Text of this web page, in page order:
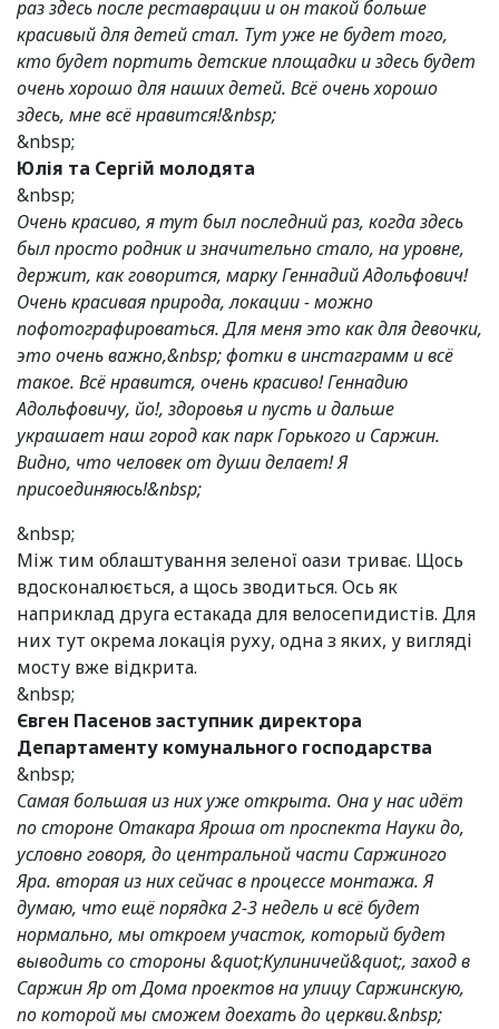
раз здесь после реставрации и он такой больше
красивый для детей стал. Тут уже не будет того,
кто будет портить детские площадки и здесь будет
очень хорошо для наших детей. Всё очень хорошо
здесь, мне всё нравится!&nbsp;
&nbsp;
Юлія та Сергій молодята
&nbsp;
Очень красиво, я тут был последний раз, когда здесь
был просто родник и значительно стало, на уровне,
держит, как говорится, марку Геннадий Адольфович!
Очень красивая природа, локации - можно
пофотографироваться. Для меня это как для девочки,
это очень важно,&nbsp; фотки в инстаграмм и всё
такое. Всё нравится, очень красиво! Геннадию
Адольфовичу, йо!, здоровья и пусть и дальше
украшает наш город как парк Горького и Саржин.
Видно, что человек от души делает! Я
присоединяюсь!&nbsp;
&nbsp;
Між тим облаштування зеленої оази триває. Щось
вдосконалюється, а щось зводиться. Ось як
наприклад друга естакада для велосепидистів. Для
них тут окрема локація руху, одна з яких, у вигляді
мосту вже відкрита.
&nbsp;
Євген Пасенов заступник директора
Департаменту комунального господарства
&nbsp;
Самая большая из них уже открыта. Она у нас идёт
по стороне Отакара Яроша от проспекта Науки до,
условно говоря, до центральной части Саржиного
Яра. вторая из них сейчас в процессе монтажа. Я
думаю, что ещё порядка 2-3 недель и всё будет
нормально, мы откроем участок, который будет
выводить со стороны &quot;Кулиничей&quot;, заход в
Саржин Яр от Дома проектов на улицу Саржинскую,
по которой мы сможем доехать до церкви.&nbsp;